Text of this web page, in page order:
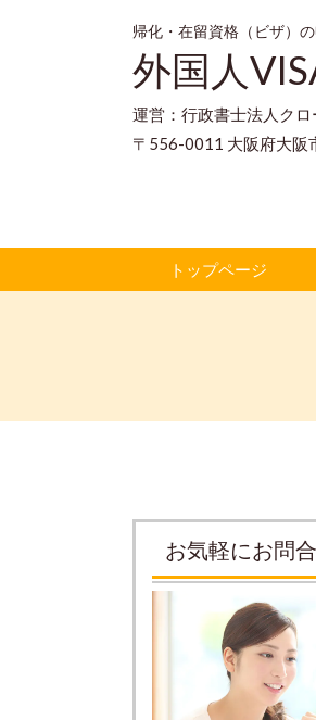
帰化・在留資格（ビザ）
外国人
運営：行政書士法人ク
〒556-0011 大阪府大阪
トップページ
お気軽にお問